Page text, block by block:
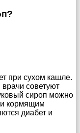
при сухом кашле.
советуют
сироп можно
кормящим
диабет и